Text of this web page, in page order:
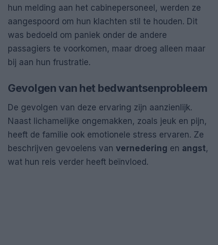
hun melding aan het cabinepersoneel, werden ze
aangespoord om hun klachten stil te houden. Dit
was bedoeld om paniek onder de andere
passagiers te voorkomen, maar droeg alleen maar
bij aan hun frustratie.
Gevolgen van het bedwantsenprobleem
De gevolgen van deze ervaring zijn aanzienlijk.
Naast lichamelijke ongemakken, zoals jeuk en pijn,
heeft de familie ook emotionele stress ervaren. Ze
beschrijven gevoelens van vernedering en angst,
wat hun reis verder heeft beïnvloed.